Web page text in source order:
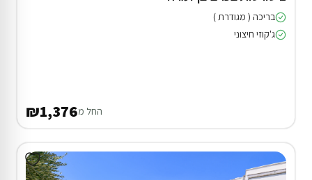
בריכה ( מגודרת )
ג'קוזי חיצוני
החל מ₪1,376